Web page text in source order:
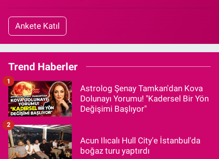
Ankete Katıl
Trend Haberler
Astrolog Şenay Tamkan'dan Kova
Dolunayı Yorumu! "Kadersel Bir Yön
Değişimi Başlıyor"
1
Acun Ilıcalı Hull City'e İstanbul'da
boğaz turu yaptırdı
2